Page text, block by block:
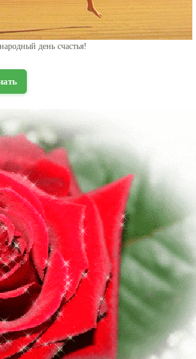
день счастья!